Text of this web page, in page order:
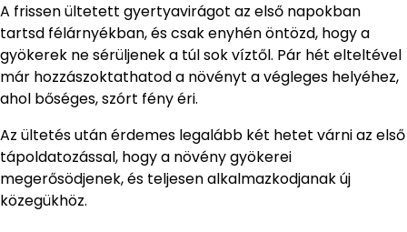
A frissen ültetett gyertyavirágot az első napokban
tartsd félárnyékban, és csak enyhén öntözd, hogy a
gyökerek ne sérüljenek a túl sok víztől. Pár hét elteltével
már hozzászoktathatod a növényt a végleges helyéhez,
ahol bőséges, szórt fény éri.
Az ültetés után érdemes legalább két hetet várni az első
tápoldatozással, hogy a növény gyökerei
megerősödjenek, és teljesen alkalmazkodjanak új
közegükhöz.